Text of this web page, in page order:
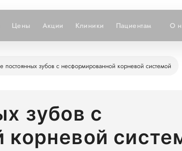
Цены Акции Клиники Пациентам О
постоянных зубов с несформированной корневой системой
зубов с